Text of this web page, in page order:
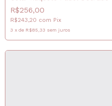
R$256,00
R$243,20 com Pix
3 x de R$85,33 sem juros